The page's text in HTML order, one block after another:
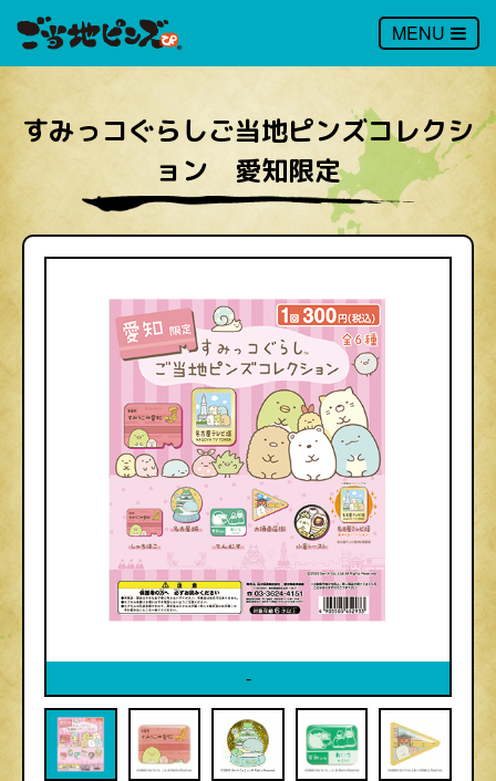
MENU
すみっコぐらしご当地ピンズコレクシ
ョン 愛知限定
-